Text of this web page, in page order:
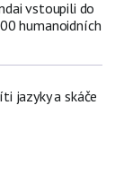
vstoupili do
humanoidních
jazyky a skáče